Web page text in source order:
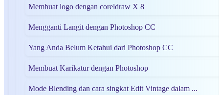
Membuat logo dengan coreldraw X 8
Mengganti Langit dengan Photoshop CC
Yang Anda Belum Ketahui dari Photoshop CC
Membuat Karikatur dengan Photoshop
Mode Blending dan cara singkat Edit Vintage dalam ...